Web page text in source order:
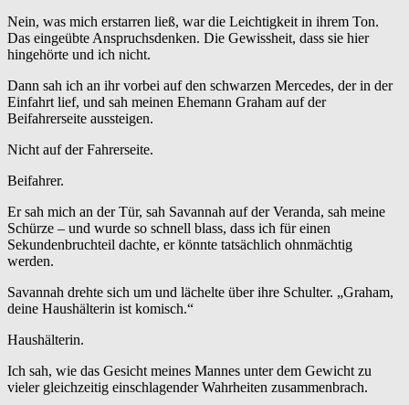
Nein, was mich erstarren ließ, war die Leichtigkeit in ihrem Ton.
Das eingeübte Anspruchsdenken. Die Gewissheit, dass sie hier
hingehörte und ich nicht.
Dann sah ich an ihr vorbei auf den schwarzen Mercedes, der in der
Einfahrt lief, und sah meinen Ehemann Graham auf der
Beifahrerseite aussteigen.
Nicht auf der Fahrerseite.
Beifahrer.
Er sah mich an der Tür, sah Savannah auf der Veranda, sah meine
Schürze – und wurde so schnell blass, dass ich für einen
Sekundenbruchteil dachte, er könnte tatsächlich ohnmächtig
werden.
Savannah drehte sich um und lächelte über ihre Schulter. „Graham,
deine Haushälterin ist komisch.“
Haushälterin.
Ich sah, wie das Gesicht meines Mannes unter dem Gewicht zu
vieler gleichzeitig einschlagender Wahrheiten zusammenbrach.